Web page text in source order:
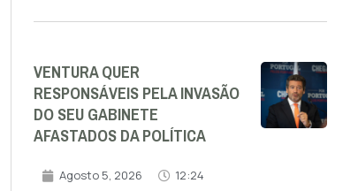
VENTURA QUER
RESPONSÁVEIS PELA INVASÃO
DO SEU GABINETE
AFASTADOS DA POLÍTICA
Agosto 5, 2026 12:24